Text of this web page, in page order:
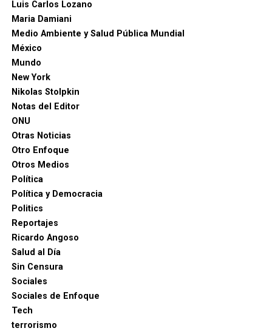
Luis Carlos Lozano
Maria Damiani
Medio Ambiente y Salud Pública Mundial
México
Mundo
New York
Nikolas Stolpkin
Notas del Editor
ONU
Otras Noticias
Otro Enfoque
Otros Medios
Política
Política y Democracia
Politics
Reportajes
Ricardo Angoso
Salud al Día
Sin Censura
Sociales
Sociales de Enfoque
Tech
terrorismo